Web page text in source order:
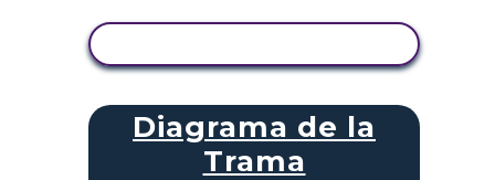
Diagrama de la
Trama